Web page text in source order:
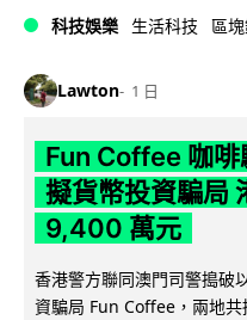
科技娛樂 生活科技 區
Lawton 1 日
Fun Coffee 咖啡
擬貨幣投資騙局
9,400 萬元
香港警方聯同澳門司警搗破
資騙局 Fun Coffee，兩地